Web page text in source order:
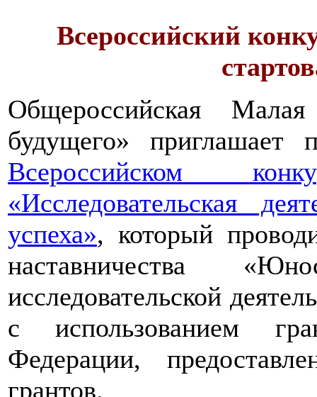
Всероссийский
Общероссийская
будущего» приглашает
Всероссийском
«Исследовательская
успеха», который
наставничества
исследовательской
с использованием
Федерации,
грантов.